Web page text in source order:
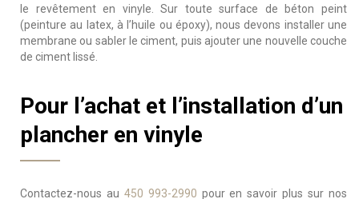
le revêtement en vinyle. Sur toute surface de béton peint
(peinture au latex, à l’huile ou époxy), nous devons installer une
membrane ou sabler le ciment, puis ajouter une nouvelle couche
de ciment lissé.
Pour l’achat et l’installation d’un
plancher en vinyle
Contactez-nous au 450 993-2990 pour en savoir plus sur nos